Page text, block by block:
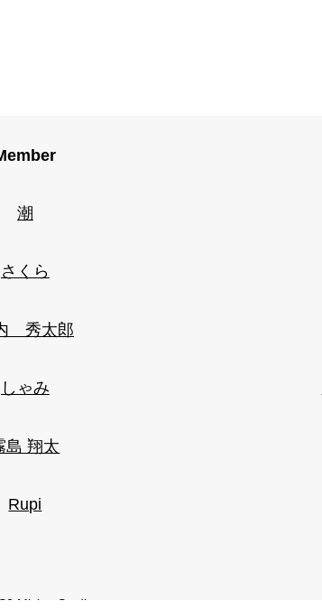
潮
さくら
秀太郎
しゃみ
島 翔太
Rupi
Mixing Studio.